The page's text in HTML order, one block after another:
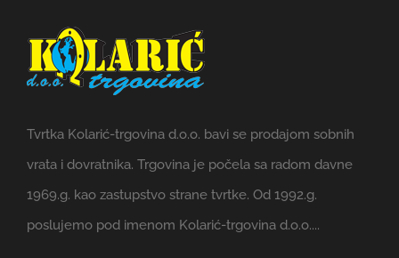
Tvrtka Kolarić-trgovina d.o.o. bavi se prodajom sobnih
vrata i dovratnika. Trgovina je počela sa radom davne
1969.g. kao zastupstvo strane tvrtke. Od 1992.g.
poslujemo pod imenom Kolarić-trgovina d.o.o....